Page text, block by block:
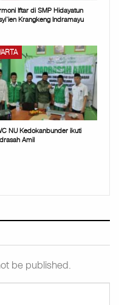
Iftar di SMP Hidayatun
Krangkeng Indramayu
NU Kedokanbunder ikuti
Amil
be published.